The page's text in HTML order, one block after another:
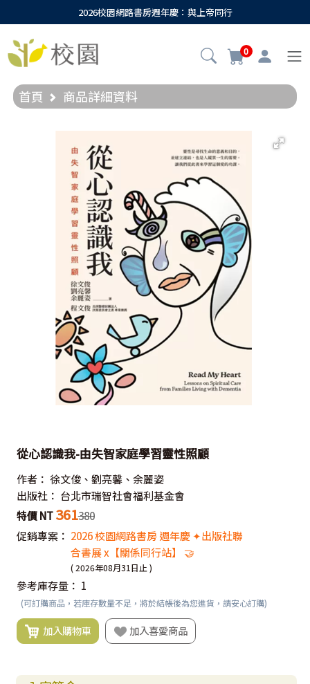
2026校園網路書房週年慶：與上帝同行
0
首頁 商品詳細資料
從心認識我-由失智家庭學習靈性照顧
作者： 徐文俊、劉亮馨、余麗姿
出版社： 台北市瑞智社會福利基金會
特價 NT 361380
促銷專案： 2026 校園網路書房 週年慶 ✦出版社聯
合書展 x【關係同行站】 🤝
( 2026年08月31日止 )
參考庫存量： 1
(可訂購商品，若庫存數量不足，將於結帳後為您進貨，請安心訂購)
加入購物車 加入喜愛商品